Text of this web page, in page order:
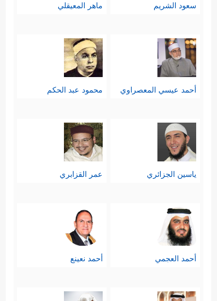
سعود الشريم ماهر المعيقلي
أحمد عيسي المعصراوي محمود عبد الحكم
ياسين الجزائري عمر القزابري
أحمد العجمي أحمد نعينع